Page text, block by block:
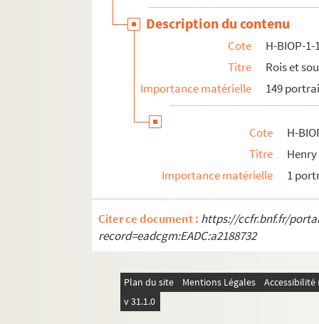
H-BIOP-5. Personnages historiques de A à C
H-BIOP-6. Personnages historiques de D à G
H-BIOP-7. Personnages historiques de H à M
H-BIOP-8. Personnages historiques de P à Z
H-BIOP-9. Portraits de personnages du
Description du contenu
Cote
H-BIOP-1-
Titre
Rois et
Importance matérielle
149
Cote
H-
Titre
Henry
Importance matérielle
1
Citer ce document : https://ccfr.bnf.fr/
record=eadcgm:EADC:a2188732
Plan du site Mentions Légales
v 31.1.0